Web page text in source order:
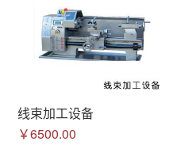
线束加工设备
￥6500.00